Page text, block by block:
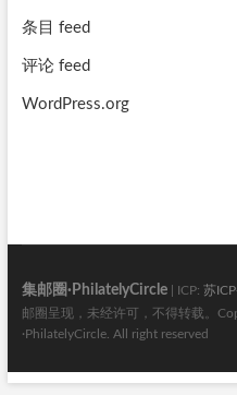
条目 feed
评论 feed
WordPress.org
集邮圈·PhilatelyCircle| ICP: 苏
邮圈呈现，未经许可，不得转载。
·PhilatelyCircle. All right reserved